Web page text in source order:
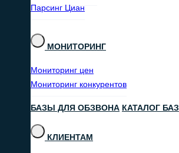
Парсинг Циан
МОНИТОРИНГ
Мониторинг цен
Мониторинг конкурентов
БАЗЫ ДЛЯ ОБЗВОНА КАТАЛОГ БАЗ
КЛИЕНТАМ